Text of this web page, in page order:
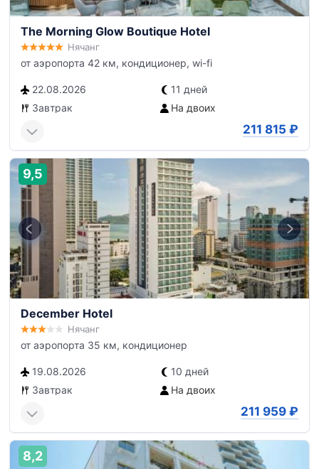
The Morning Glow Boutique Hotel
Нячанг
от аэропорта 42 км, кондиционер, wi-fi
22.08.2026
11 дней
Завтрак
На двоих
211 815 ₽
9,5
December Hotel
Нячанг
от аэропорта 35 км, кондиционер
19.08.2026
10 дней
Завтрак
На двоих
211 959 ₽
8,2